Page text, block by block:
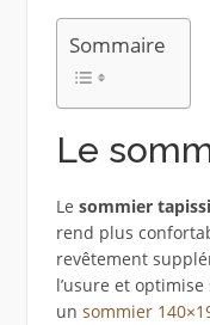
Sommaire
Le
Le sommier
rend plus
revêtement
l’usure et
un sommier